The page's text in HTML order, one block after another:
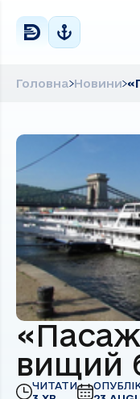
Головна Новини
вищий
ЧИТАТИ